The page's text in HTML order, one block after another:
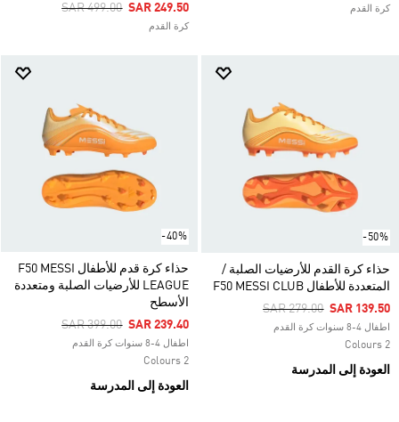
كرة القدم
Price Reduced From
SAR 499.00ToSAR 249.50
كرة القدم
-50%
حذاء كرة القدم للأرضيات الصلبة /
المتعددة للأطفال F50 MESSI CLUB
Price Reduced From
SAR 279.00ToSAR 139.50
اطفال 4-8 سنوات كرة القدم
2 Colours
العودة إلى المدرسة
-40%
حذاء كرة قدم للأطفال F50 MESSI
LEAGUE للأرضيات الصلبة ومتعددة
الأسطح
Price Reduced From
SAR 399.00ToSAR 239.40
اطفال 4-8 سنوات كرة القدم
2 Colours
العودة إلى المدرسة